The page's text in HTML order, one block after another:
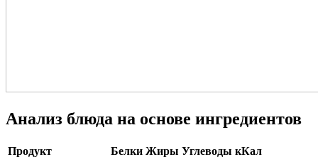
Анализ блюда на основе ингредиентов
Продукт Белки Жиры Углеводы кКал